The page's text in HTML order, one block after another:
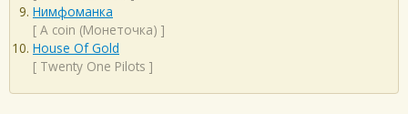
Нимфоманка
[ A coin (Монеточка) ]
House Of Gold
[ Twenty One Pilots ]